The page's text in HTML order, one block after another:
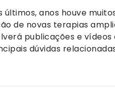
últimos, anos houve
de novas terapias
publicações e vídeos
dúvidas